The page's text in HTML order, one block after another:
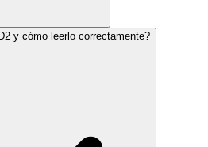
y cómo leerlo correctamente?